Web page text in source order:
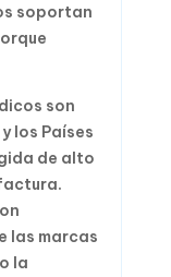
soportan
son
los Países
de alto
las marcas
la